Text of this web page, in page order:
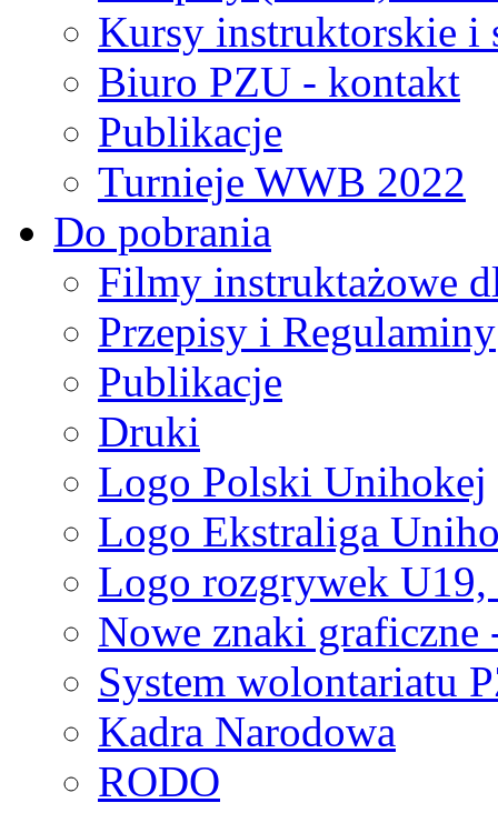
Kursy instruktorskie i
Biuro PZU - kontakt
Publikacje
Turnieje WWB 2022
Do pobrania
Filmy instruktażowe
Przepisy i Regulaminy
Publikacje
Druki
Logo Polski Unihokej
Logo Ekstraliga
Logo rozgrywek
Nowe znaki graficzne
System wolontariatu
Kadra Narodowa
RODO